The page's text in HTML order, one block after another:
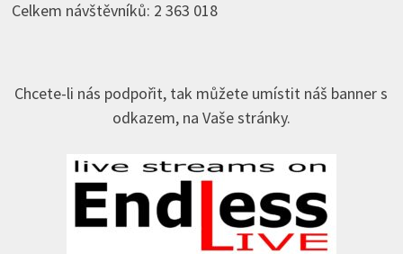
Celkem návštěvníků: 2 363 018
Chcete-li nás podpořit, tak můžete umístit náš banner s
odkazem, na Vaše stránky.